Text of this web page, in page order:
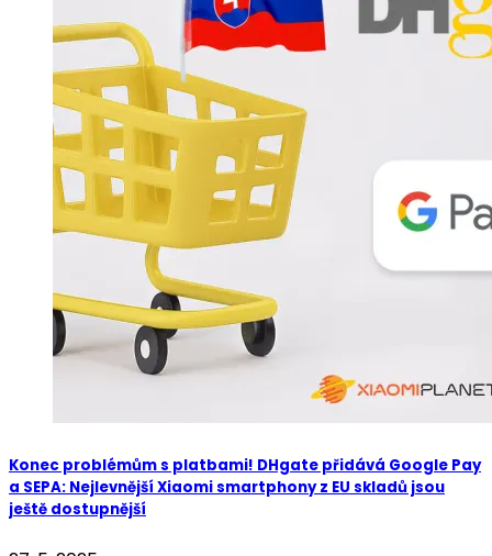
Konec problémům s platbami! DHgate přidává Google Pay
a SEPA: Nejlevnější Xiaomi smartphony z EU skladů jsou
ještě dostupnější